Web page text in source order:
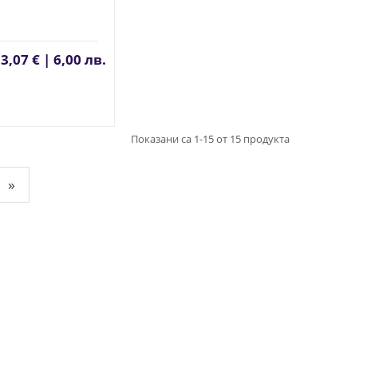
3,07 € | 6,00 лв.
Показани са 1-15 от 15 продукта
»